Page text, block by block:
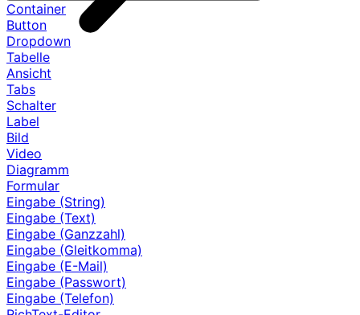
Container
Button
Dropdown
Tabelle
Ansicht
Tabs
Schalter
Label
Bild
Video
Diagramm
Formular
Eingabe (String)
Eingabe (Text)
Eingabe (Ganzzahl)
Eingabe (Gleitkomma)
Eingabe (E-Mail)
Eingabe (Passwort)
Eingabe (Telefon)